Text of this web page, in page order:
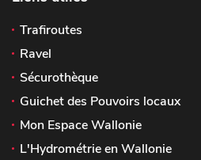
Trafiroutes
Ravel
Sécurothèque
Guichet des Pouvoirs locaux
Mon Espace Wallonie
L'Hydrométrie en Wallonie